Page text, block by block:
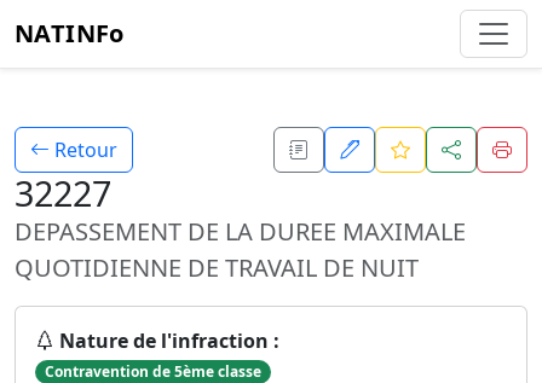
NATINFo
Retour
32227
DEPASSEMENT DE LA DUREE MAXIMALE
QUOTIDIENNE DE TRAVAIL DE NUIT
Nature de l'infraction :
Contravention de 5ème classe